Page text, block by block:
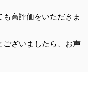
高評価をいただきま
ございましたら、お声